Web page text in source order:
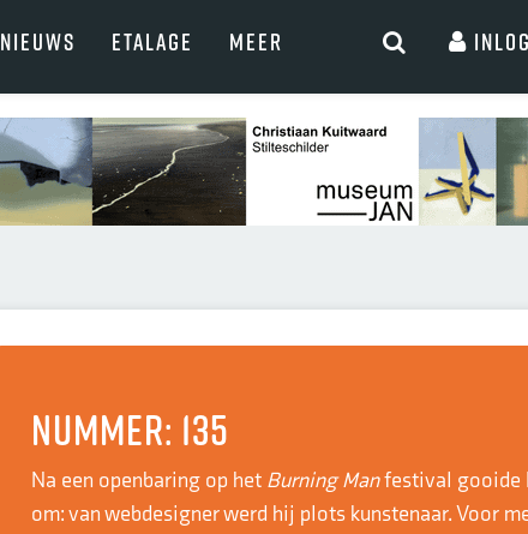
NIEUWS ETALAGE MEER
Nummer: 135
Na een openbaring op het Burning Manfestival gooide
om: van webdesigner werd hij plots kunstenaar. Voor